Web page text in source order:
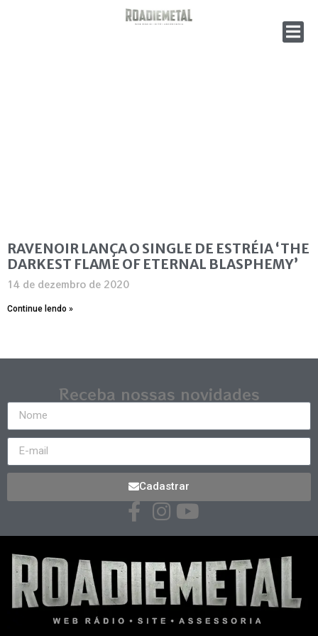
RAVENOIR LANÇA O SINGLE DE ESTRÉIA ‘THE
DARKEST FLAME OF ETERNAL BLASPHEMY’
14 de dezembro de 2020
Continue lendo »
Receba nossas novidades
Cadastrar